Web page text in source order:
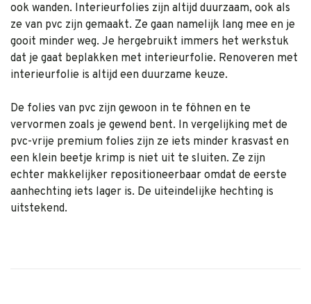
ook wanden. Interieurfolies zijn altijd duurzaam, ook als
ze van pvc zijn gemaakt. Ze gaan namelijk lang mee en je
gooit minder weg. Je hergebruikt immers het werkstuk
dat je gaat beplakken met interieurfolie. Renoveren met
interieurfolie is altijd een duurzame keuze.
De folies van pvc zijn gewoon in te föhnen en te
vervormen zoals je gewend bent. In vergelijking met de
pvc-vrije premium folies zijn ze iets minder krasvast en
een klein beetje krimp is niet uit te sluiten. Ze zijn
echter makkelijker repositioneerbaar omdat de eerste
aanhechting iets lager is. De uiteindelijke hechting is
uitstekend.